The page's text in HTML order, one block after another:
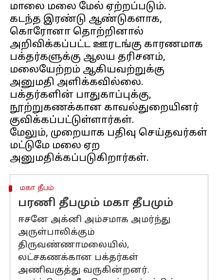
மாலை மலை மேல் ஏற்றப்படும்.
கடந்த இரண்டு ஆண்டுகளாக,
கொரோனா தொற்றினால்
அறிவிக்கப்பட்ட ஊரடங்கு காரணமாக
பக்தர்களுக்கு ஆலய தரிசனம்,
மலையேற்றம் ஆகியவற்றுக்கு
அனுமதி அளிக்கவில்லை.
பக்தர்களின் பாதுகாப்புக்கு,
நூற்றுகணக்கான காவல்துறையினர்
குவிக்கப்பட்டுள்ளார்கள்.
மேலும், முறையாக பதிவு செய்தவர்கள்
மட்டுமே மலை ஏற
மகா தீபம்
பரணி தீபமும் மகா தீபமும்
ஈசனே அக்னி அம்சமாக அமர்ந்து
அருள்பாலிக்கும்
திருவண்ணாமலையில்,
லட்சகணக்கான பக்தர்கள்
அணிவகுத்து வருகின்றனர்.